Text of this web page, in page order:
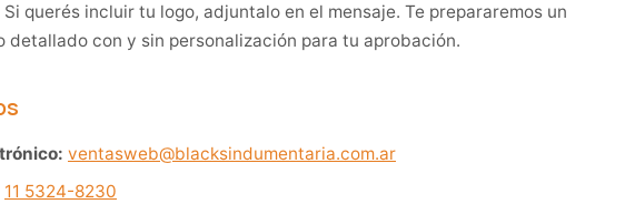
Si querés incluir tu logo, adjuntalo en el mensaje. Te prepararemos un
detallado con y sin personalización para tu aprobación.
ventasweb@blacksindumentaria.com.ar
11 5324-8230